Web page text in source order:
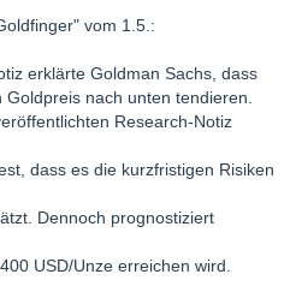
vom 1.5.:
erklärte Goldman Sachs, dass
nach unten tendieren.
Research-Notiz
dass es die kurzfristigen Risiken
Dennoch prognostiziert
USD/Unze erreichen wird.